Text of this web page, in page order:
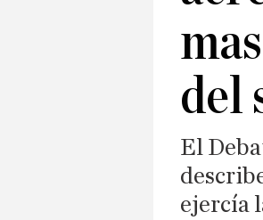
del
El
ejercía